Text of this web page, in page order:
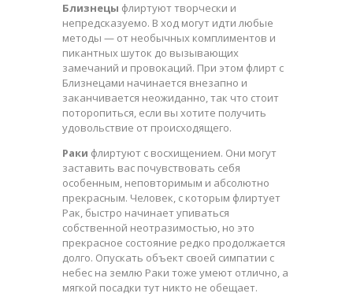
Близнецы флиртуют творчески и
непредсказуемо. В ход могут идти любые
методы — от необычных комплиментов и
пикантных шуток до вызывающих
замечаний и провокаций. При этом флирт с
Близнецами начинается внезапно и
заканчивается неожиданно, так что стоит
поторопиться, если вы хотите получить
удовольствие от происходящего.
Раки флиртуют с восхищением. Они могут
заставить вас почувствовать себя
особенным, неповторимым и абсолютно
прекрасным. Человек, с которым флиртует
Рак, быстро начинает упиваться
собственной неотразимостью, но это
прекрасное состояние редко продолжается
долго. Опускать объект своей симпатии с
небес на землю Раки тоже умеют отлично, а
мягкой посадки тут никто не обещает.